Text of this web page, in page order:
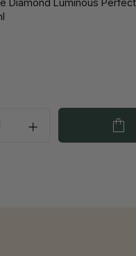
Diamond Luminous